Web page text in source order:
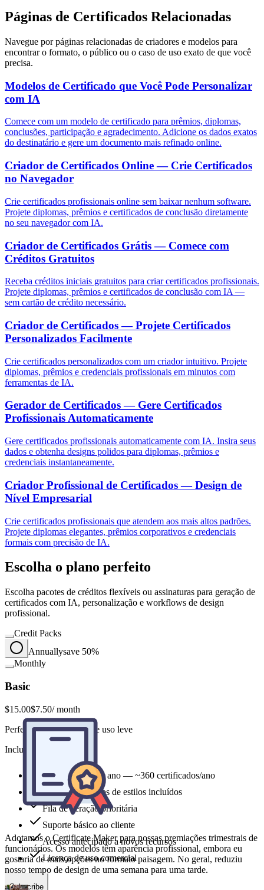
Páginas de Certificados Relacionadas
Navegue por páginas relacionadas de criadores e modelos para
encontrar o formato, o público ou o caso de uso exato de que você
precisa.
Modelos de Certificado que Você Pode Personalizar
com IA
Comece com um modelo de certificado para prêmios, diplomas,
conclusões, participação e agradecimento. Adicione os dados exatos
do destinatário e gere um documento mais refinado online.
Criador de Certificados Online — Crie Certificados
no Navegador
Crie certificados profissionais online sem baixar nenhum software.
Projete diplomas, prêmios e certificados de conclusão diretamente
no seu navegador com IA.
Criador de Certificados Grátis — Comece com
Créditos Gratuitos
Receba créditos iniciais gratuitos para criar certificados profissionais.
Projete diplomas, prêmios e certificados de conclusão com IA —
sem cartão de crédito necessário.
Criador de Certificados — Projete Certificados
Personalizados Facilmente
Crie certificados personalizados com um criador intuitivo. Projete
diplomas, prêmios e credenciais profissionais em minutos com
ferramentas de IA.
Gerador de Certificados — Gere Certificados
Profissionais Automaticamente
Gere certificados profissionais automaticamente com IA. Insira seus
dados e obtenha designs polidos para diplomas, prêmios e
credenciais instantaneamente.
Criador Profissional de Certificados — Design de
Nível Empresarial
Crie certificados profissionais que atendem aos mais altos padrões.
Projete diplomas elegantes, prêmios corporativos e credenciais
formais com precisão de IA.
Escolha o plano perfeito
Escolha pacotes de créditos flexíveis ou assinaturas para geração de
certificados com IA, personalização e workflows de design
profissional.
Credit Packs
Annuallysave 50%
Monthly
Basic
$15.00$7.50/ month
Perfeito para indivíduos e uso leve
Includes
1,800 credits por ano — ~360 certificados/ano
Todos os modelos de estilos incluídos
Fila de geração prioritária
Suporte básico ao cliente
Acesso antecipado a novos recursos
Licença de uso comercial
Subscribe
Adotamos o Certificate Maker para nossas premiações trimestrais de
funcionários. Os modelos têm aparência profissional, embora eu
gostaria de mais opções no formato paisagem. No geral, reduziu
nosso tempo de design de uma semana para uma tarde.
Lena Ortiz
Diretora de RH em empresa de tecnologia de médio porte